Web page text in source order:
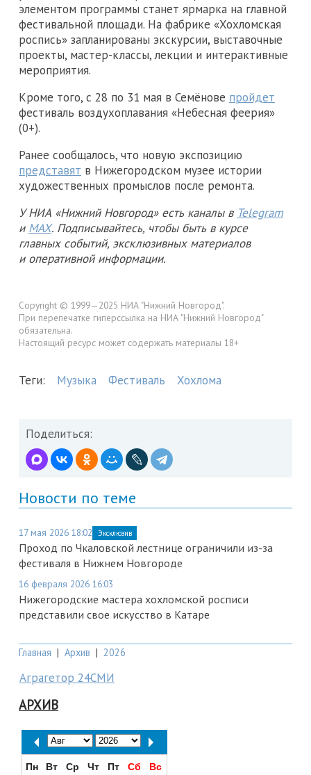
элементом программы станет ярмарка на главной
фестивальной площади. На фабрике «Хохломская
роспись» запланированы экскурсии, выставочные
проекты, мастер-классы, лекции и интерактивные
мероприятия.
Кроме того, с 28 по 31 мая в Семёнове пройдет
фестиваль воздухоплавания «Небесная феерия»
(0+).
Ранее сообщалось, что новую экспозицию
представят в Нижегородском музее истории
художественных промыслов после ремонта.
У НИА «Нижний Новгород» есть каналы в Telegram
и MAX. Подписывайтесь, чтобы быть в курсе
главных событий, эксклюзивных материалов
и оперативной информации.
Copyright © 1999—2025 НИА "Нижний Новгород".
При перепечатке гиперссылка на НИА "Нижний Новгород"
обязательна.
Настоящий ресурс может содержать материалы 18+
Теги: Музыка Фестиваль Хохлома
Поделиться:
Новости по теме
17 мая 2026 18:02 Эксклюзив
Проход по Чкаловской лестнице ограничили из-за
фестиваля в Нижнем Новгороде
16 февраля 2026 16:03
Нижегородские мастера хохломской росписи
представили свое искусство в Катаре
Главная | Архив | 2026
Аграгетор 24СМИ
АРХИВ
Пн Вт Ср Чт Пт Сб
Вс